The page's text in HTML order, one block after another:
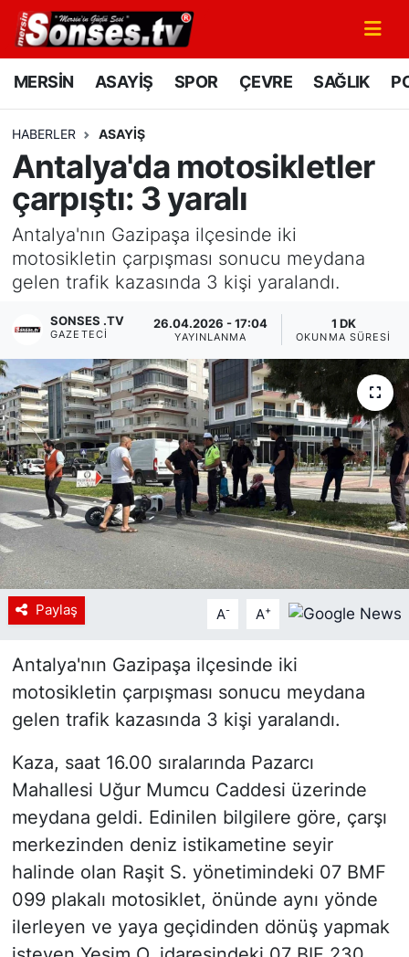
MERSİN ASAYİŞ SPOR ÇEVRE SAĞLIK
HABERLER ASAYİŞ
Antalya'da motosikletler
çarpıştı: 3 yaralı
Antalya'nın Gazipaşa ilçesinde iki
motosikletin çarpışması sonucu meydana
gelen trafik kazasında 3 kişi yaralandı.
SONSES .TV
GAZETECI
26.04.2026 - 17:04
YAYINLANMA
1 DK
OKUNMA SÜRESI
Paylaş A- A+
Antalya'nın Gazipaşa ilçesinde iki
motosikletin çarpışması sonucu meydana
gelen trafik kazasında 3 kişi yaralandı.
Kaza, saat 16.00 sıralarında Pazarcı
Mahallesi Uğur Mumcu Caddesi üzerinde
meydana geldi. Edinilen bilgilere göre, çarşı
merkezinden deniz istikametine seyir
halinde olan Raşit S. yönetimindeki 07 BMF
099 plakalı motosiklet, önünde aynı yönde
ilerleyen ve yaya geçidinden dönüş yapmak
MERSİN
SPOR
GÜNÜN MANŞETİ
DÜNYA
SAĞLIK
Siyaset
YEREL HABER
Haberde insan
Tanıtım
Mersin Nöbetçi Eczaneler
Mersin Namaz Vakitleri
Mersin Trafik Yoğunluk Haritası
Süper Lig Puan Durumu ve Fikstür
Haber Arşivi